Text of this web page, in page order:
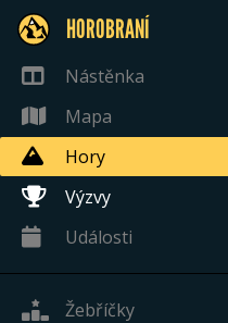
HOROBRANÍ
Nástěnka
Mapa
Hory
Výzvy
Události
Žebříčky